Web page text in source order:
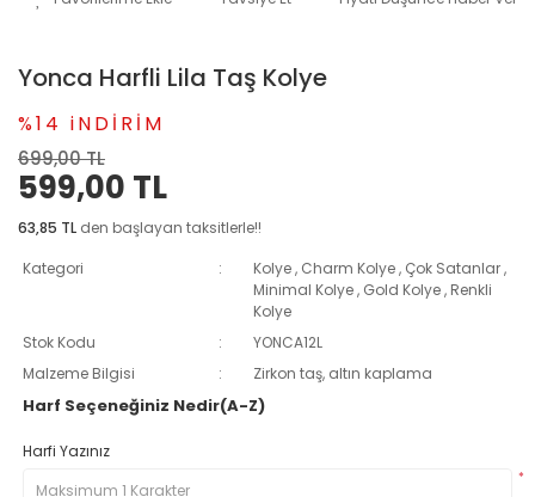
Yonca Harfli Lila Taş Kolye
%14 iNDİRİM
699,00 TL
599,00 TL
63,85 TL den başlayan taksitlerle!!
Kategori
Kolye, Charm Kolye, Çok Satanlar,
Minimal Kolye, Gold Kolye, Renkli
Kolye
Stok Kodu
YONCA12L
Malzeme Bilgisi
Zirkon taş, altın kaplama
Harf Seçeneğiniz Nedir(A-Z)
Harfi Yazınız
*